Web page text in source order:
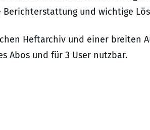
und wichtige
Heftarchiv und einer breiten
Abos und für 3 User nutzbar.